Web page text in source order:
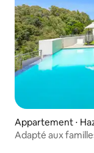
Appartement ⋅
Adapté aux